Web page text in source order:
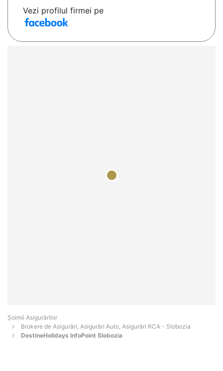
Vezi profilul firmei pe
Șoimii Asigurărilor
Brokere de Asigurări, Asigurări Auto, Asigurări RCA - Slobozia
DestineHolidays InfoPoint Slobozia